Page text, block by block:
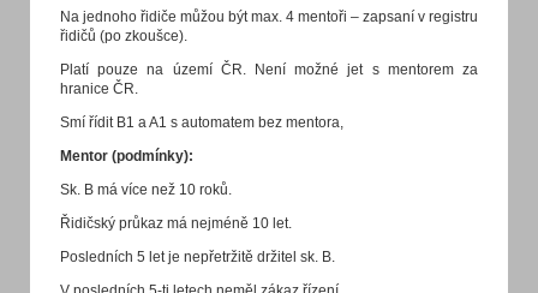
Na jednoho řidiče můžou být max. 4 mentoři – zapsaní v registru
řidičů (po zkoušce).
Platí pouze na území ČR. Není možné jet s mentorem za
hranice ČR.
Smí řídit B1 a A1 s automatem bez mentora,
Mentor (podmínky):
Sk. B má více než 10 roků.
Řidičský průkaz má nejméně 10 let.
Posledních 5 let je nepřetržitě držitel sk. B.